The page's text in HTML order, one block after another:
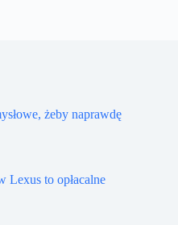
żeby naprawdę
Lexus to opłacalne